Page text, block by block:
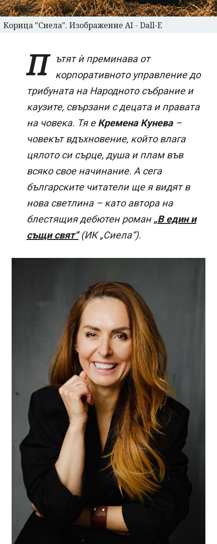
Корица "Сиела". Изображение AI - Dall-E
П
ътят ѝ преминава от
корпоративното управление до
трибуната на Народното събрание и
каузите, свързани с децата и правата
на човека. Тя е Кремена Кунева –
човекът вдъхновение, който влага
цялото си сърце, душа и плам във
всяко свое начинание. А сега
българските читатели ще я видят в
нова светлина – като автора на
блестящия дебютен роман „В един и
същи свят“(ИК „Сиела“).